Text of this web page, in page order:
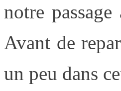
notre
Avant de
un peu dans